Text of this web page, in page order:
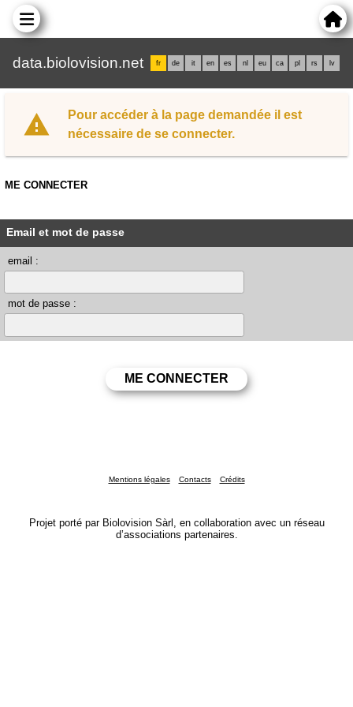
data.biolovision.net fr de it en es nl eu ca pl rs lv
Pour accéder à la page demandée il est
nécessaire de se connecter.
ME CONNECTER
Email et mot de passe
email :
mot de passe :
Mentions légales Contacts Crédits
Projet porté par Biolovision Sàrl, en collaboration avec un réseau
d’associations partenaires.